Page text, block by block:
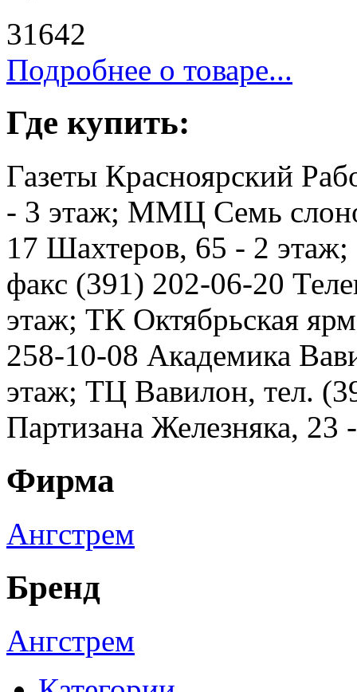
31642
Подробнее о товаре...
Где купить:
Газеты Красноярский
- 3 этаж; ММЦ Семь
17 Шахтеров, 65 - 2
факс (391) 202-06-20
этаж; ТК Октябрьская
258-10-08 Академика
этаж; ТЦ Вавилон, тел.
Партизана Железняка,
Фирма
Ангстрем
Бренд
Ангстрем